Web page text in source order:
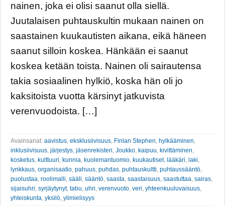
nainen, joka ei olisi saanut olla siellä.
Juutalaisen puhtauskultin mukaan nainen on
saastainen kuukautisten aikana, eikä häneen
saanut silloin koskea. Hänkään ei saanut
koskea ketään toista. Nainen oli sairautensa
takia sosiaalinen hylkiö, koska hän oli jo
kaksitoista vuotta kärsinyt jatkuvista
verenvuodoista. […]
Avainsanat: aavistus eksklusiivisuus Finlan Stephen hylkääminen
inklusiivisuus järjestys jäsenrekisteri Joukko kaipuu kivittäminen
kosketus kulttuuri kunnia kuolemantuomio kuukautiset, lääkäri laki
lynkkaus organisaatio pahuus puhdas puhtauskultti puhtaussääntö
puolustaa roolimalli sääli sääntö saasta saastaisuus saastuttaa sairas
sijaisuhri syrjäytynyt, tabu uhri verenvuoto veri yhteenkuuluvaisuus
yhteiskunta yksilö ylimielisyys